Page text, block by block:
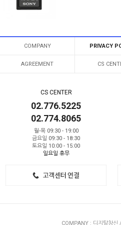
COMPANY PRIVACY
AGREEMENT CS
CS CENTER
02.776.5225
02.774.8065
월-목 09:30 - 19:00
금요일 09:30 - 18:30
토요일 10:00 - 15:00
일요일 휴무
COMPANY : 디지탈창신